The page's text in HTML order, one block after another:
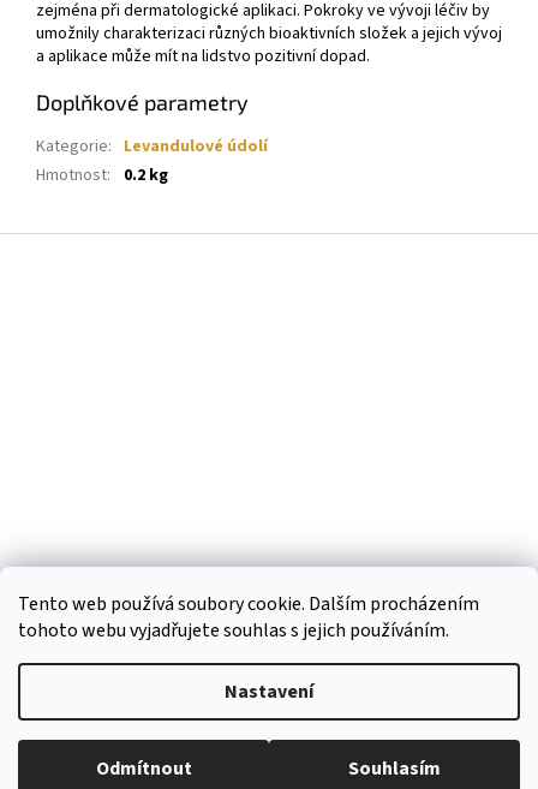
Tento web používá soubory cookie. Dalším procházením
tohoto webu vyjadřujete souhlas s jejich používáním.
Nastavení
Odmítnout Souhlasím
zejména při dermatologické aplikaci. Pokroky ve vývoji léčiv by
umožnily charakterizaci různých bioaktivních složek a jejich vývoj
a aplikace může mít na lidstvo pozitivní dopad.
Doplňkové parametry
Kategorie: Levandulové údolí
Hmotnost: 0.2 kg
Copyright 2026Regiokošík. Všechna práva vyhrazena.Upravit